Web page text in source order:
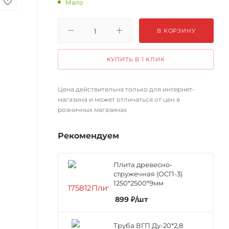
Мало
В КОРЗИНУ
КУПИТЬ В 1 КЛИК
Цена действительна только для интернет-
магазина и может отличаться от цен в
розничных магазинах
Рекомендуем
Плита древесно-
стружечная (ОСП-3)
1250*2500*9мм
899 ₽/шт
Труба ВГП Ду-20*2,8